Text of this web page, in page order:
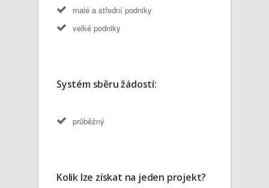
malé a střední podniky
velké podniky
Systém sběru žádostí:
průběžný
Kolik lze získat na jeden projekt?